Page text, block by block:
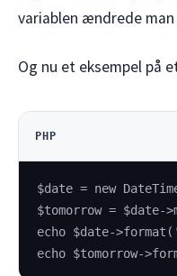
variablen ændrede
Og nu et eksempel på
PHP
$date = new
$tomorrow = $date-
echo $date-
echo $tomorrow-